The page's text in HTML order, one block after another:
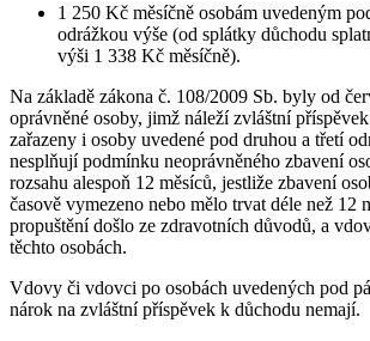
1 250 Kč měsíčně osobám uvedeným
odrážkou výše (od splátky důchodu
výši 1 338 Kč měsíčně).
Na základě zákona č. 108/2009 Sb. byly od
oprávněné osoby, jimž náleží zvláštní
zařazeny i osoby uvedené pod druhou a třetí
nesplňují podmínku neoprávněného zbavení
rozsahu alespoň 12 měsíců, jestliže zbavení
časově vymezeno nebo mělo trvat déle než 12
propuštění došlo ze zdravotních důvodů, a
těchto osobách.
Vdovy či vdovci po osobách uvedených pod
nárok na zvláštní příspěvek k důchodu nemají.